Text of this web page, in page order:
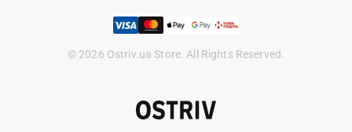
© 2026 Ostriv.ua Store. All Rights Reserved.